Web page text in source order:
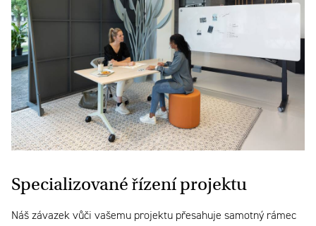
Specializované řízení projektu
Náš závazek vůči vašemu projektu přesahuje samotný rámec